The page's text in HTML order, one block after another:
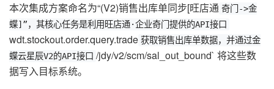
本次集成方案命名为“(V2)销售出库单同步[旺店通 奇门->金
蝶]”，其核心任务是利用旺店通·企业奇门提供的API接口
wdt.stockout.order.query.trade 获取销售出库单数据，并通过金
蝶云星辰V2的API接口 /jdy/v2/scm/sal_out_bound` 将这些数
据写入目标系统。